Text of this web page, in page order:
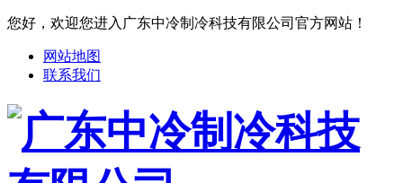
您好，欢迎您进入广东中冷制冷科技有限公司官方网站！
网站地图
联系我们